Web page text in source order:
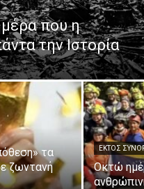
που η
την Ιστορία
τα
ζωντανή
ΕΚΤΌΣ
Οκτώ